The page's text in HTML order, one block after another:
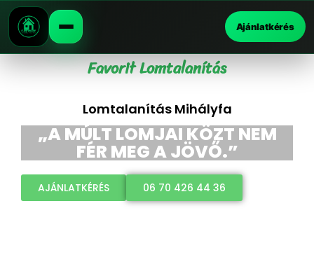
Ajánlatkérés
Favorit Lomtalanítás
Lomtalanítás Mihályfa
„A MÚLT LOMJAI KÖZT NEM
FÉR MEG A JÖVŐ.”
AJÁNLATKÉRÉS 06 70 426 44 36